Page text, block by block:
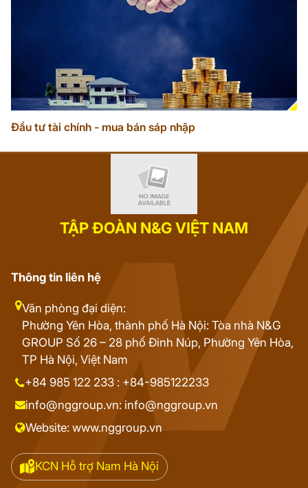
Đầu tư tài chính - mua bán sáp nhập
TẬP ĐOÀN N&G VIỆT NAM
Thông tin liên hệ
Văn phòng đại diện:
Phường Yên Hòa, thành phố Hà Nội: Tòa nhà N&G
GROUP Số 26 – 28 phố Đinh Núp, Phường Yên Hòa,
TP Hà Nội, Việt Nam
+84 985 122 233 : +84-985122233
info@nggroup.vn: info@nggroup.vn
Website: www.nggroup.vn
KCN Hỗ trợ Nam Hà Nội